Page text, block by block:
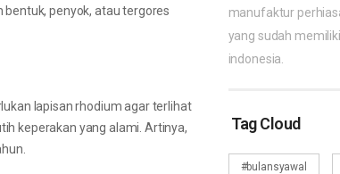
bentuk, penyok, atau tergores
lapisan rhodium agar terlihat
keperakan yang alami. Artinya,
manufaktur
yang sudah
indonesia.
Tag Cloud
#bulansyawal